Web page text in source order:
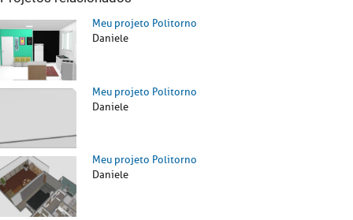
Meu projeto Politorno
Daniele
Meu projeto Politorno
Daniele
Meu projeto Politorno
Daniele